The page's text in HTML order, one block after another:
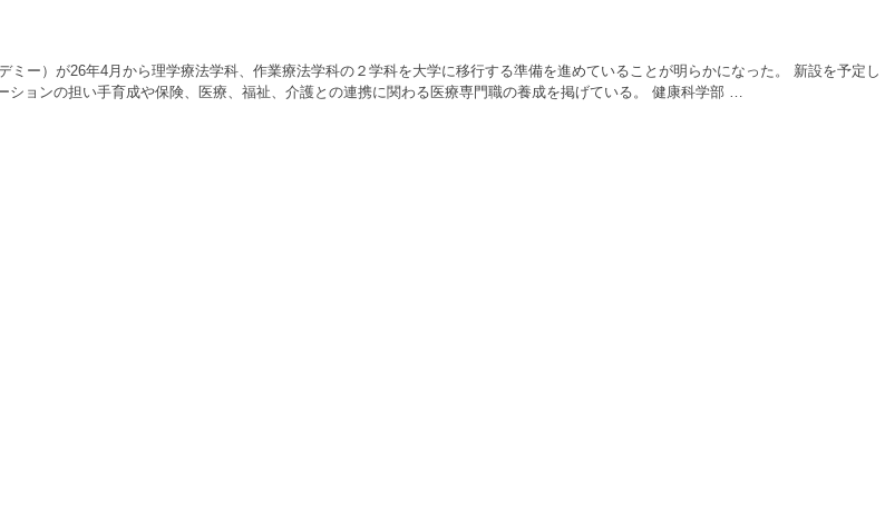
ー）が26年4月から理学療法学科、作業療法学科の２学科を大学に移行する準備を進めていることが明らかになった。 新設を予定し
ョンの担い手育成や保険、医療、福祉、介護との連携に関わる医療専門職の養成を掲げている。 健康科学部 …